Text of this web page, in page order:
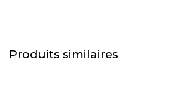
Produits similaires